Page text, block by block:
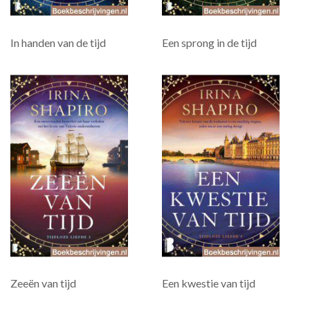
In handen van de tijd Een sprong in de tijd
Zeeën van tijd Een kwestie van tijd